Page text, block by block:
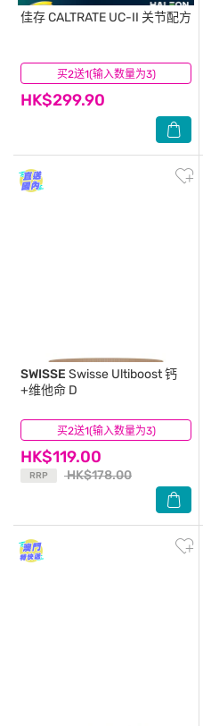
买2送1(输入数量为3)
佳存CALTRATE UC-II 关节配方
HK$299.90
(157)
买2送1(输入数量为3)
SWISSE Swisse Ultiboost 钙
+维他命 D
HK$119.00
RRP HK$178.00
(14)